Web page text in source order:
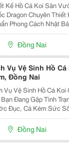
Kế Hồ Cá Koi Sân
Dragon Chuyên
Phong Cách Nhật
Đồng Nai
Vụ Vệ Sinh Hồ
Đồng Nai
Vụ Vệ Sinh Hồ Cá
Đục, Cá Kém Sức
Giúp Bạn Làm
Vụ Vệ Sinh Hồ Cá
Đồng Nai